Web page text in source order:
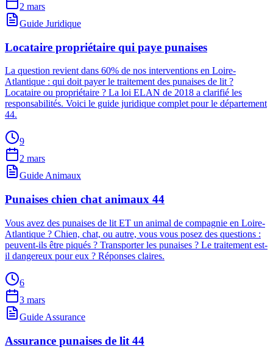
2 mars
Guide Juridique
Locataire propriétaire qui paye punaises
La question revient dans 60% de nos interventions en Loire-
Atlantique : qui doit payer le traitement des punaises de lit ?
Locataire ou propriétaire ? La loi ELAN de 2018 a clarifié les
responsabilités. Voici le guide juridique complet pour le département
44.
9
2 mars
Guide Animaux
Punaises chien chat animaux 44
Vous avez des punaises de lit ET un animal de compagnie en Loire-
Atlantique ? Chien, chat, ou autre, vous vous posez des questions :
peuvent-ils être piqués ? Transporter les punaises ? Le traitement est-
il dangereux pour eux ? Réponses claires.
6
3 mars
Guide Assurance
Assurance punaises de lit 44